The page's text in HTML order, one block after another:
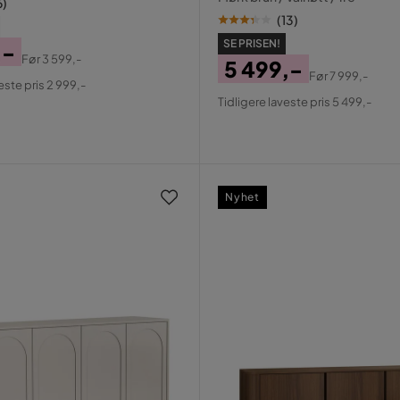
Før3 599,-
pris 2 999,-
(13)
SE PRISEN!
Pris
5 499,-
Original
Før7 999,-
Tidligere laveste pris 5 499,-
Nyhet